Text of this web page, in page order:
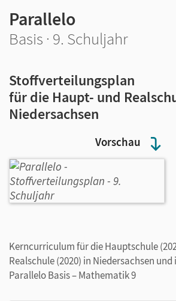
Vorschau
Parallelo
Basis · 9. Schuljahr
Stoffverteilungsplan
für die Haupt- und
Niedersachsen
Kerncurriculum für die Hauptschule
Realschule (2020) in Niedersachsen
Parallelo Basis – Mathematik 9